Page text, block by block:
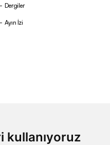
kullanıyoruz
Dergiler
Ayın İzi